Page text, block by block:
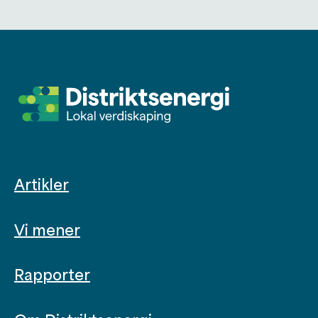
Artikler
Vi mener
Rapporter